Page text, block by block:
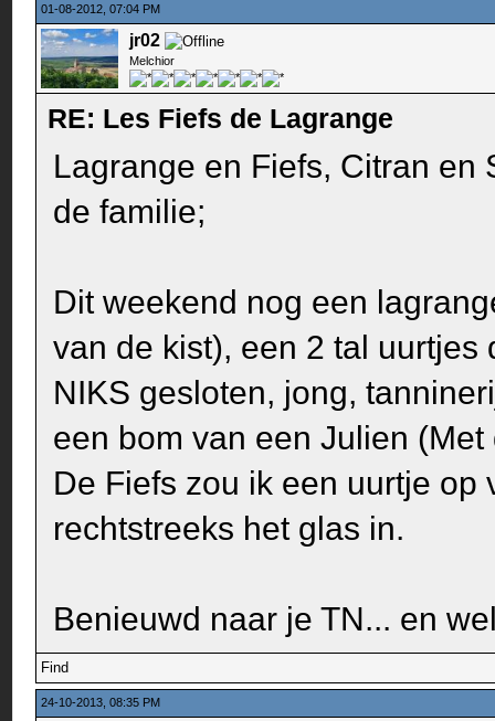
01-08-2012, 07:04 PM
jr02
Melchior
RE: Les Fiefs de Lagrange
Lagrange en Fiefs, Citran en
de familie;
Dit weekend nog een
van de kist), een 2 tal
NIKS gesloten, jong,
een bom van een Julien
De Fiefs zou ik een uurtje
rechtstreeks het glas in.
Benieuwd naar je TN... en
Find
24-10-2013, 08:35 PM